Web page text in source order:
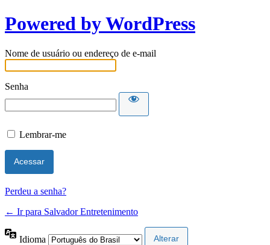
Powered by WordPress
Nome de usuário ou endereço de e-mail
Senha
Lembrar-me
Perdeu a senha?
← Ir para Salvador Entretenimento
Idioma